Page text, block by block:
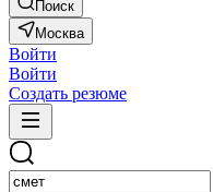
Поиск
Москва
Войти
Войти
Создать резюме